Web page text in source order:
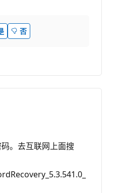
否
。去互联网上面搜